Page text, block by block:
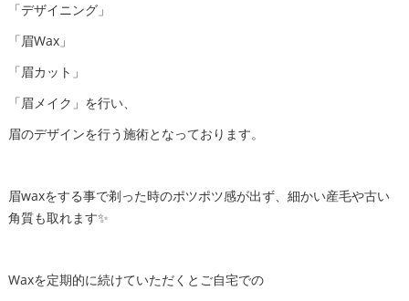
「デザイニング」
「眉Wax」
「眉カット」
「眉メイク」を行い、
眉のデザインを行う施術となっております。
眉waxをする事で剃った時のポツポツ感が出ず、細かい産毛や古い
角質も取れます✨
Waxを定期的に続けていただくとご自宅での